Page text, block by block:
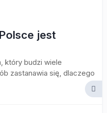
jest
który budzi wiele
zastanawia się, dlaczego